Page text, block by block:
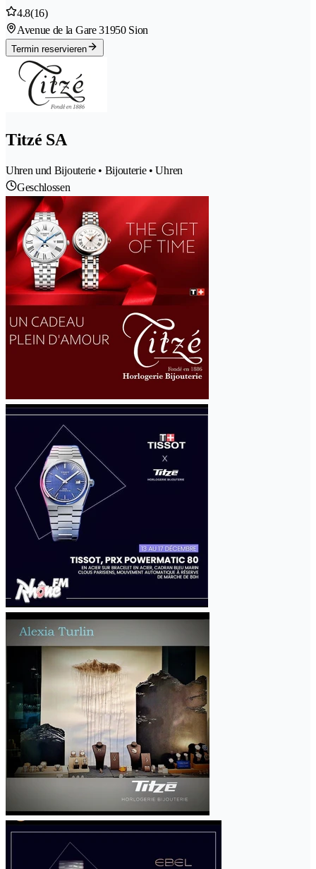
4.8(16)
Avenue de la Gare 31950 Sion
Termin reservieren
Titzé SA
Uhren und Bijouterie • Bijouterie • Uhren
Geschlossen